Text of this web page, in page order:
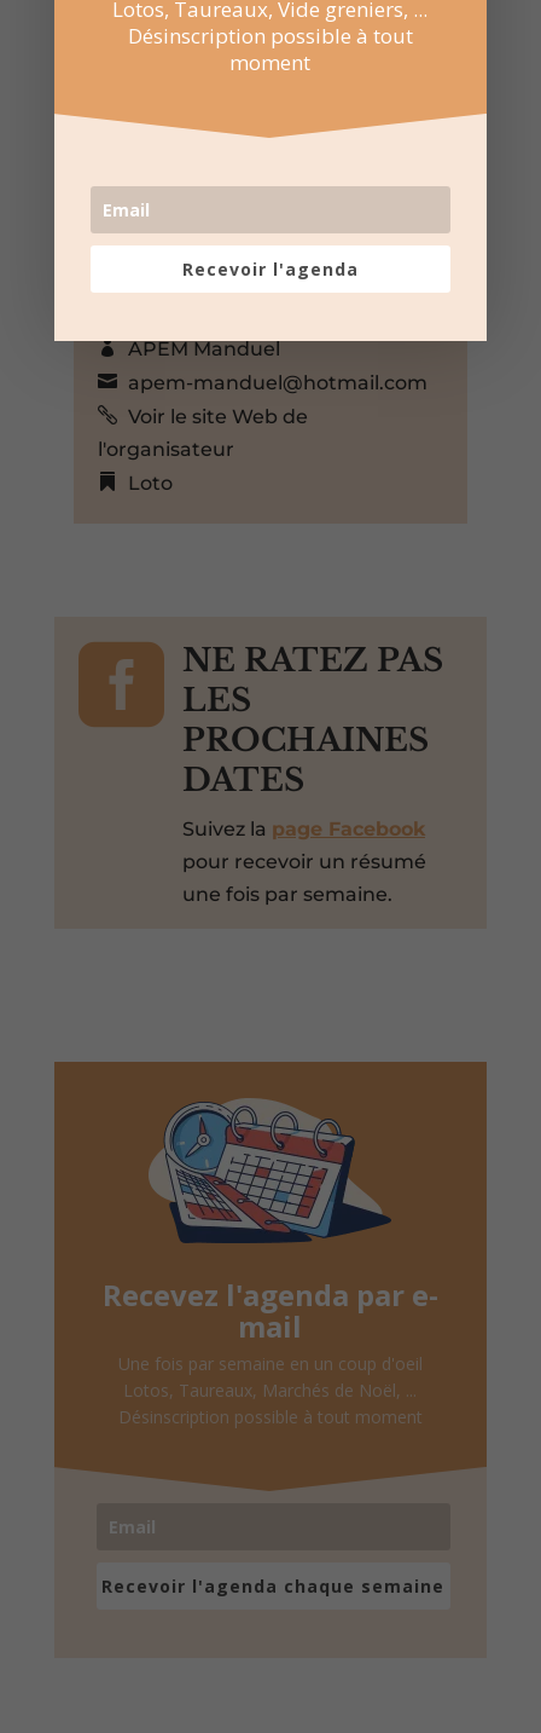
29 Nov 2025
Avenue Pierre Mendès France
8, Manduel, Gard, 30129, France,
+ Google Map
04 66 20 21 33
APEM Manduel
apem-manduel@hotmail.com
Voir le site Web de
l'organisateur
Loto

NE RATEZ PAS
LES
PROCHAINES
DATES
Suivez la page Facebook
pour recevoir un résumé
une fois par semaine.
Recevez l'agenda par e-
mail
Une fois par semaine en un coup d'oeil
Lotos, Taureaux, Marchés de Noël, ...
Désinscription possible à tout moment
Recevoir l'agenda chaque semaine
Lotos, Taureaux, Vide greniers, ...
Désinscription possible à tout
moment
Recevoir l'agenda